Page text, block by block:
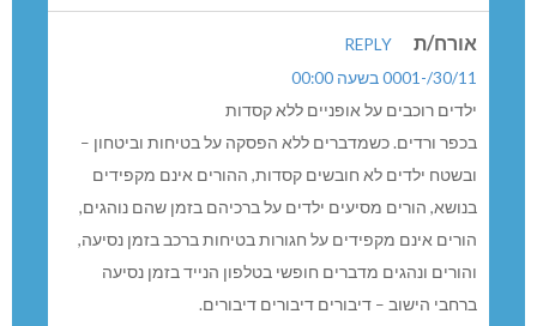
אורח/ת
REPLY
30/11/-0001 בשעה 00:00
ילדים רוכבים על אופניים ללא קסדות
בכפר ורדים. כשמדברים ללא הפסקה על בטיחות וביטחון –
ובשטח ילדים לא חובשים קסדות, ההורים אינם מקפידים
בנושא, הורים מסיעים ילדים על ברכיהם בזמן שהם נוהגים,
הורים אינם מקפידים על חגורות בטיחות ברכב בזמן נסיעה,
והורים ונהגים מדברים חופשי בטלפון הנייד בזמן נסיעה
ברחבי הישוב – דיבורים דיבורים דיבורים.